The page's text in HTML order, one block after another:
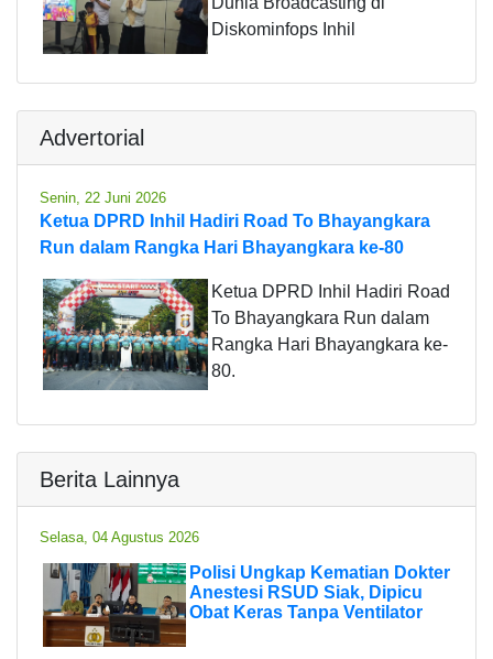
Diskominfops Inhil
Advertorial
Senin, 22 Juni 2026
Ketua DPRD Inhil Hadiri Road To Bhayangkara
Run dalam Rangka Hari Bhayangkara ke-80
Ketua DPRD Inhil Hadiri Road
To Bhayangkara Run dalam
Rangka Hari Bhayangkara ke-
80.
Berita Lainnya
Selasa, 04 Agustus 2026
Polisi Ungkap Kematian Dokter
Anestesi RSUD Siak, Dipicu
Obat Keras Tanpa Ventilator